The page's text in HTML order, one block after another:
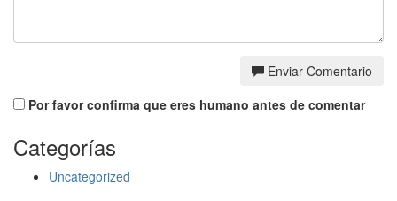
Enviar Comentario
Por favor confirma que eres humano antes de comentar
Categorías
Uncategorized